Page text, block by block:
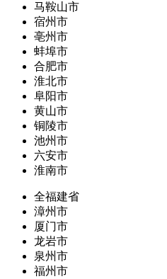
马鞍山市
宿州市
亳州市
蚌埠市
合肥市
淮北市
阜阳市
黄山市
铜陵市
池州市
六安市
淮南市
全福建省
漳州市
厦门市
龙岩市
泉州市
福州市